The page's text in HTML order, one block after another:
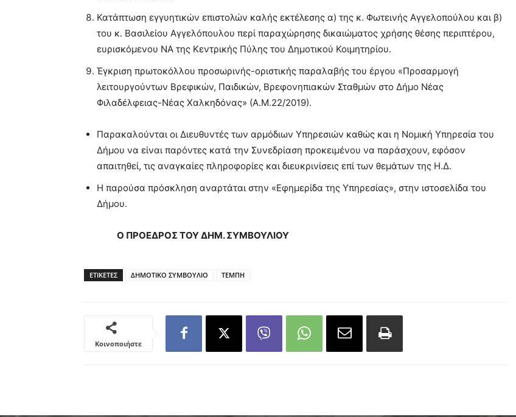
Κατάπτωση εγγυητικών επιστολών καλής εκτέλεσης α) της κ. Φωτεινής Αγγελοπούλου και β)
του κ. Βασιλείου Αγγελόπουλου περί παραχώρησης δικαιώματος χρήσης θέσης περιπτέρου,
ευρισκόμενου ΝΑ της Κεντρικής Πύλης του Δημοτικού Κοιμητηρίου.
Έγκριση πρωτοκόλλου προσωρινής-οριστικής παραλαβής του έργου «Προσαρμογή
λειτουργούντων Βρεφικών, Παιδικών, Βρεφονηπιακών Σταθμών στο Δήμο Νέας
Φιλαδέλφειας-Νέας Χαλκηδόνας» (Α.Μ.22/2019).
Παρακαλούνται οι Διευθυντές των αρμόδιων Υπηρεσιών καθώς και η Νομική Υπηρεσία του
Δήμου να είναι παρόντες κατά την Συνεδρίαση προκειμένου να παράσχουν, εφόσον
απαιτηθεί, τις αναγκαίες πληροφορίες και διευκρινίσεις επί των θεμάτων της Η.Δ.
Η παρούσα πρόσκληση αναρτάται στην «Εφημερίδα της Υπηρεσίας», στην ιστοσελίδα του
Δήμου.
O ΠΡΟΕΔΡΟΣ ΤΟΥ ΔΗΜ.ΣΥΜΒΟΥΛΙΟΥ
ΕΤΙΚΕΤΕΣ ΔΗΜΟΤΙΚΟ ΣΥΜΒΟΥΛΙΟ ΤΕΜΠΗ
Κοινοποιήστε